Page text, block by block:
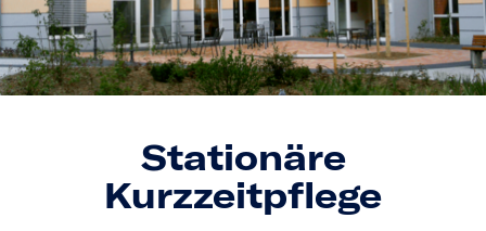
Stationäre
Kurzzeitpflege